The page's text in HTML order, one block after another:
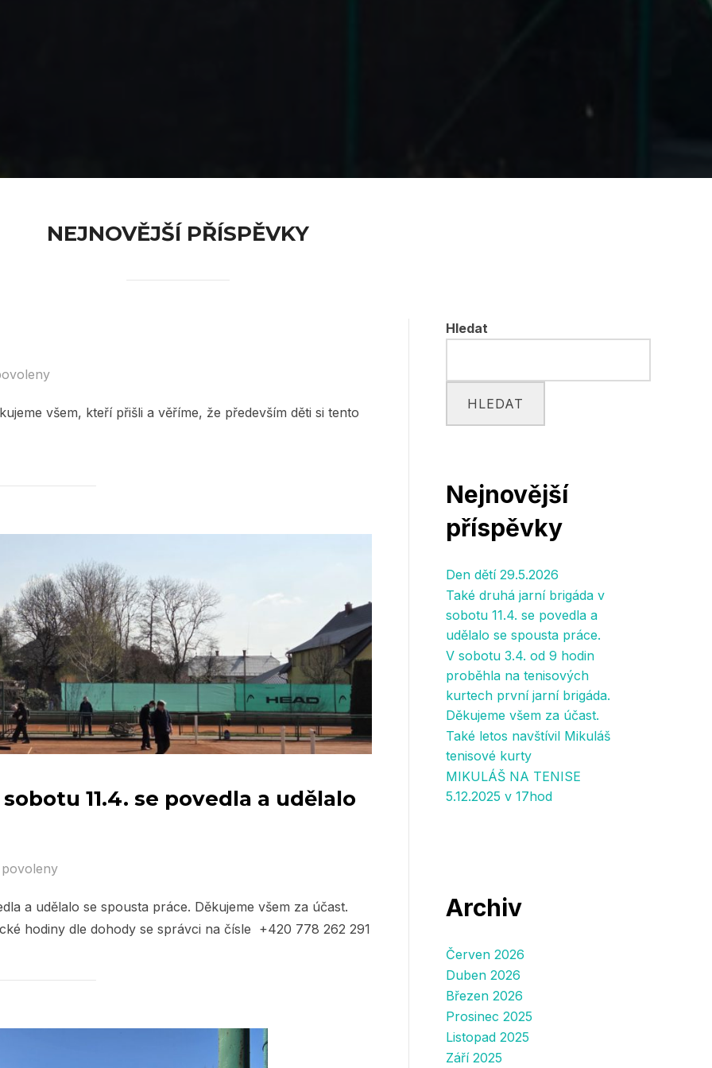
NEJNOVĚJŠÍ PŘÍSPĚVKY
všem, kteří přišli a věříme, že především děti si tento
11.4. se povedla a udělalo
a udělalo se spousta práce. Děkujeme všem za účast.
hodiny dle dohody se správci na čísle +420 778 262 291
Hledat
HLEDAT
Nejnovější
příspěvky
Den dětí 29.5.2026
Také druhá jarní brigáda v
sobotu 11.4. se povedla a
udělalo se spousta práce.
V sobotu 3.4. od 9 hodin
proběhla na tenisových
kurtech první jarní brigáda.
Děkujeme všem za účast.
Také letos navštívil Mikuláš
tenisové kurty
MIKULÁŠ NA TENISE
5.12.2025 v 17hod
Archiv
Červen 2026
Duben 2026
Březen 2026
Prosinec 2025
Listopad 2025
Září 2025